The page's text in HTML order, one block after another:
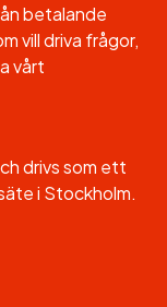
betalande
vill driva frågor,
vårt
drivs som ett
i Stockholm.